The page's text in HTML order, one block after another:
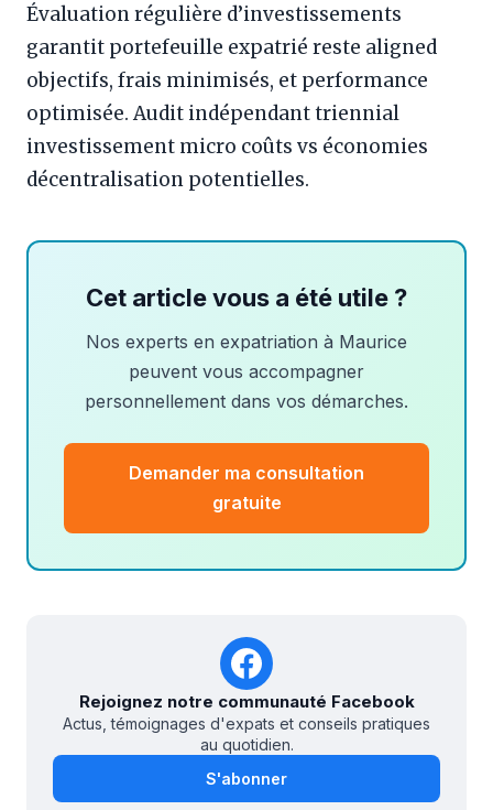
Évaluation régulière d’investissements
garantit portefeuille expatrié reste aligned
objectifs, frais minimisés, et performance
optimisée. Audit indépendant triennial
investissement micro coûts vs économies
décentralisation potentielles.
Cet article vous a été utile ?
Nos experts en expatriation à Maurice
peuvent vous accompagner
personnellement dans vos démarches.
Demander ma consultation
gratuite
Rejoignez notre communauté Facebook
Actus, témoignages d'expats et conseils pratiques
au quotidien.
S'abonner